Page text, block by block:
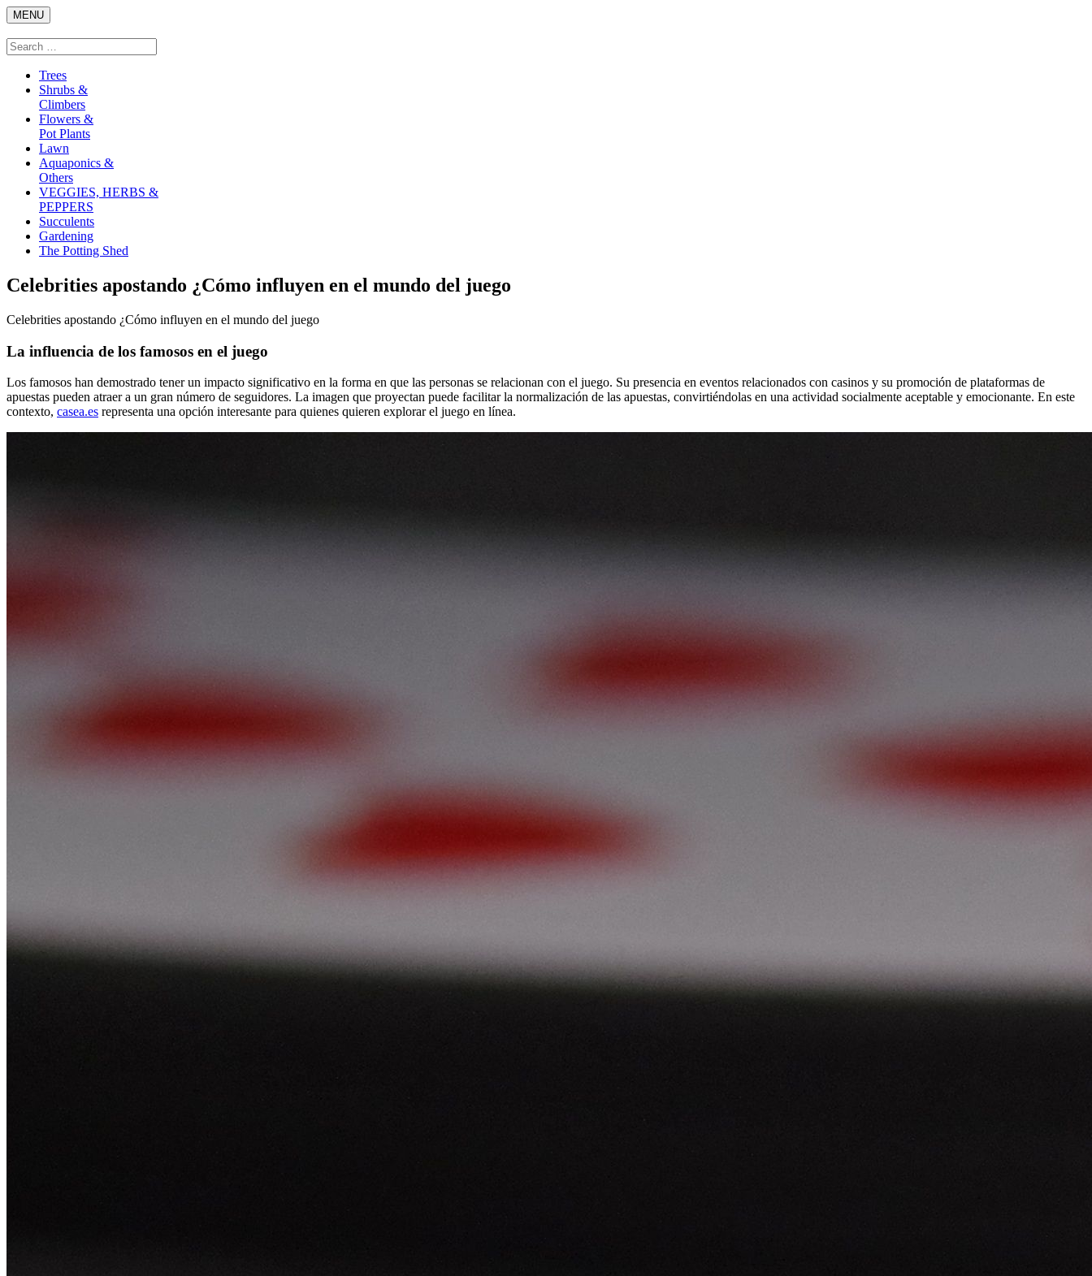
Skip
to
content
MENU
Search
Search
for:
Trees
Shrubs &
Climbers
Flowers &
Pot Plants
Lawn
Aquaponics &
Others
VEGGIES, HERBS &
PEPPERS
Succulents
Gardening
The Potting Shed
Celebrities apostando ¿Cómo influyen en el mundo del juego
Celebrities apostando ¿Cómo influyen en el mundo del juego
La influencia de los famosos en el juego
Los famosos han demostrado tener un impacto significativo en la forma en que las personas se relacionan con el juego. Su presencia en eventos relacionados con casinos y su promoción de plataformas de
apuestas pueden atraer a un gran número de seguidores. La imagen que proyectan puede facilitar la normalización de las apuestas, convirtiéndolas en una actividad socialmente aceptable y emocionante. En este
contexto, casea.es representa una opción interesante para quienes quieren explorar el juego en línea.